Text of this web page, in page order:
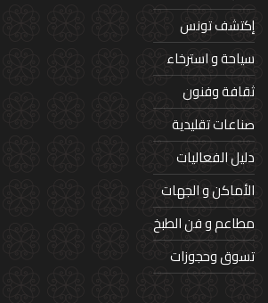
إكتشف تونس
سياحة و استرخاء
ثقافة وفنون
صناعات تقليدية
دليل الفعاليات
الأماكن و الجهات
مطاعم و فن الطبخ
تسوق وحجوزات